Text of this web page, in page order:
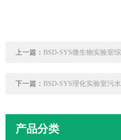
上一篇： BSD-SYS微生物实验室
下一篇： BSD-SYS理化实验室污
产品分类